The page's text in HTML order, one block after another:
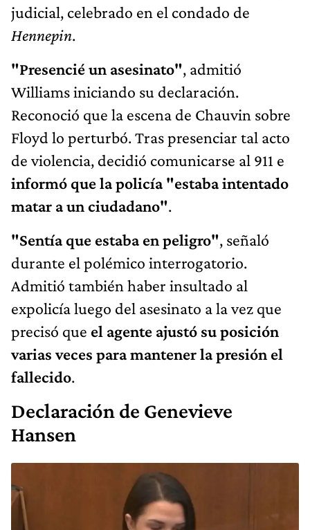
judicial, celebrado en el condado de
Hennepin.
"Presencié un asesinato", admitió
Williams iniciando su declaración.
Reconoció que la escena de Chauvin sobre
Floyd lo perturbó. Tras presenciar tal acto
de violencia, decidió comunicarse al 911 e
informó que la policía "estaba intentado
matar a un ciudadano".
"Sentía que estaba en peligro", señaló
durante el polémico interrogatorio.
Admitió también haber insultado al
expolicía luego del asesinato a la vez que
precisó que el agente ajustó su posición
varias veces para mantener la presión el
fallecido.
Declaración de Genevieve
Hansen